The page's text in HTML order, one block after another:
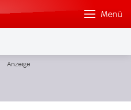
Menü